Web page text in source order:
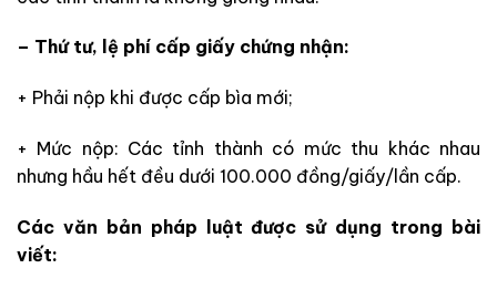
– Thứ tư, lệ phí cấp giấy chứng nhận:
+ Phải nộp khi được cấp bìa mới;
+ Mức nộp: Các tỉnh thành có mức thu khác nhau
nhưng hầu hết đều dưới 100.000 đồng/giấy/lần cấp.
Các văn bản pháp luật được sử dụng trong bài
viết: